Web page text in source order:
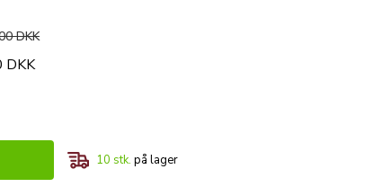
DKK
DKK
10 stk. på lager